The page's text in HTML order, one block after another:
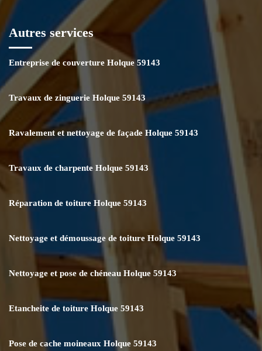
Autres services
Entreprise de couverture Holque 59143
Travaux de zinguerie Holque 59143
Ravalement et nettoyage de façade Holque 59143
Travaux de charpente Holque 59143
Réparation de toiture Holque 59143
Nettoyage et démoussage de toiture Holque 59143
Nettoyage et pose de chéneau Holque 59143
Etancheite de toiture Holque 59143
Pose de cache moineaux Holque 59143